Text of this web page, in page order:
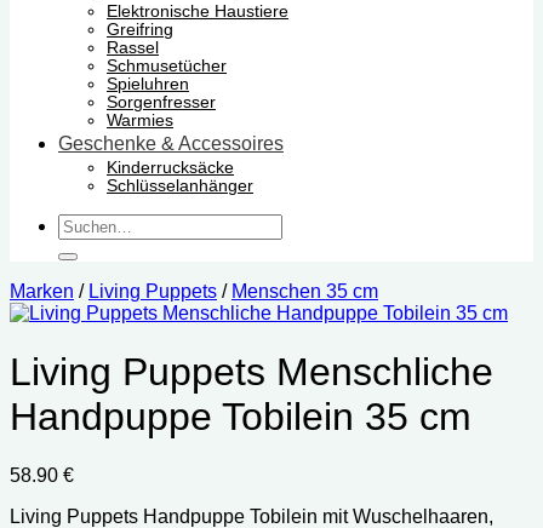
Elektronische Haustiere
Greifring
Rassel
Schmusetücher
Spieluhren
Sorgenfresser
Warmies
Geschenke & Accessoires
Kinderrucksäcke
Schlüsselanhänger
Suchen
nach:
Marken / Living Puppets / Menschen 35 cm
Living Puppets Menschliche
Handpuppe Tobilein 35 cm
58.90 €
Living Puppets Handpuppe Tobilein mit Wuschelhaaren,